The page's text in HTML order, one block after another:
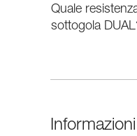
Quale
sottogola